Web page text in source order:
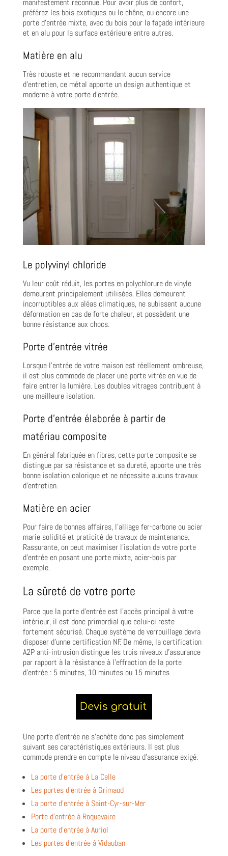
manifestement reconnue. Pour avoir plus de confort,
préférez les bois exotiques ou le chêne, ou encore une
porte d’entrée mixte, avec du bois pour la façade intérieure
et en alu pour la surface extérieure entre autres.
Matière en alu
Très robuste et ne recommandant aucun service
d’entretien, ce métal apporte un design authentique et
moderne à votre porte d’entrée.
Le polyvinyl chloride
Vu leur coût réduit, les portes en polychlorure de vinyle
demeurent principalement utilisées. Elles demeurent
incorruptibles aux aléas climatiques, ne subissent aucune
déformation en cas de forte chaleur, et possèdent une
bonne résistance aux chocs.
Porte d’entrée vitrée
Lorsque l’entrée de votre maison est réellement ombreuse,
il est plus commode de placer une porte vitrée en vue de
faire entrer la lumière. Les doubles vitrages contribuent à
une meilleure isolation.
Porte d’entrée élaborée à partir de
matériau composite
En général fabriquée en fibres, cette porte composite se
distingue par sa résistance et sa dureté, apporte une très
bonne isolation calorique et ne nécessite aucuns travaux
d’entretien.
Matière en acier
Pour faire de bonnes affaires, l’alliage fer-carbone ou acier
marie solidité et praticité de travaux de maintenance.
Rassurante, on peut maximiser l’isolation de votre porte
d’entrée en posant une porte mixte, acier-bois par
exemple.
La sûreté de votre porte
Parce que la porte d’entrée est l’accès principal à votre
intérieur, il est donc primordial que celui-ci reste
fortement sécurisé. Chaque système de verrouillage devra
disposer d’unne certification NF. De même, la certification
A2P anti-intrusion distingue les trois niveaux d’assurance
par rapport à la résistance à l’effraction de la porte
d’entrée : 5 minutes, 10 minutes ou 15 minutes
Une porte d’entrée ne s’achète donc pas simplement
suivant ses caractéristiques extérieurs. Il est plus
commode prendre en compte le niveau d’assurance exigé.
La porte d’entrée à La Celle
Les portes d’entrée à Grimaud
La porte d’entrée à Saint-Cyr-sur-Mer
Porte d’entrée à Roquevaire
La porte d’entrée à Auriol
Les portes d’entrée à Vidauban